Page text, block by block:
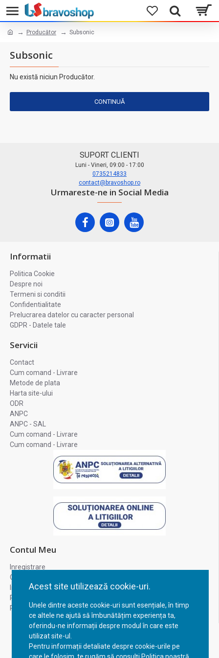
Acest site utilizează cookie-uri.
Unele dintre aceste cookie-uri sunt esențiale, în timp
ce altele ne ajută să îmbunătățim experiența ta,
oferindu-ne informații despre modul în care este
utilizat site-ul.
Pentru informații detaliate despre cookie-urile pe
Producător Subsonic
Subsonic
Nu există niciun Producător.
CONTINUĂ
SUPORT CLIENTI
Luni - Vineri, 09:00 - 17:00
0735214833
contact@bravoshop.ro
Urmareste-ne in Social Media
Informatii
Politica Cookie
Despre noi
Termeni si conditii
Confidentialitate
Prelucrarea datelor cu caracter personal
GDPR - Datele tale
Servicii
Contact
Cum comand - Livrare
Metode de plata
Harta site-ului
ODR
ANPC
ANPC - SAL
Cum comand - Livrare
Cum comand - Livrare
Contul Meu
Inregistrare
Contul meu
Istoric comenzi
Recuperare parola
Returnare produs